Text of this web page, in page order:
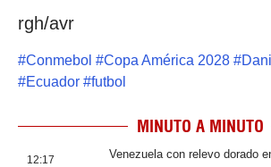
rgh/avr
#Conmebol #Copa América 2028 #
#Ecuador #futbol
MINUTO A MINUTO
12:17
Venezuela con relevo dorado